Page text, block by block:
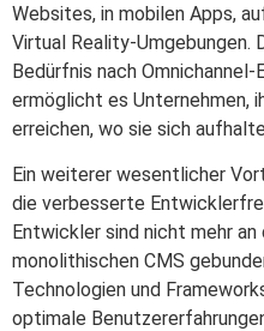
Websites, in mobilen Apps,
Virtual Reality-Umgebungen.
Bedürfnis nach
ermöglicht es Unternehmen,
erreichen, wo sie sich
Ein weiterer wesentlicher
die verbesserte
Entwickler sind nicht mehr an
monolithischen CMS
Technologien und
optimale